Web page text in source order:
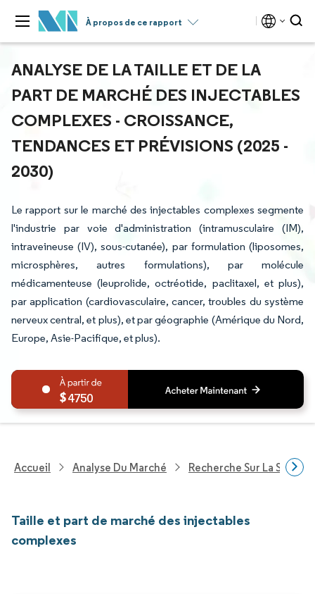
À propos de ce rapport
ANALYSE DE LA TAILLE ET DE LA
PART DE MARCHÉ DES INJECTABLES
COMPLEXES - CROISSANCE,
TENDANCES ET PRÉVISIONS (2025 -
2030)
Le rapport sur le marché des injectables complexes segmente
l'industrie par voie d'administration (intramusculaire (IM),
intraveineuse (IV), sous-cutanée), par formulation (liposomes,
microsphères, autres formulations), par molécule
médicamenteuse (leuprolide, octréotide, paclitaxel, et plus),
par application (cardiovasculaire, cancer, troubles du système
nerveux central, et plus), et par géographie (Amérique du Nord,
Europe, Asie-Pacifique, et plus).
4750
Accueil Analyse Du Marché Recherche Sur La Santé
Taille et part de marché des injectables
complexes